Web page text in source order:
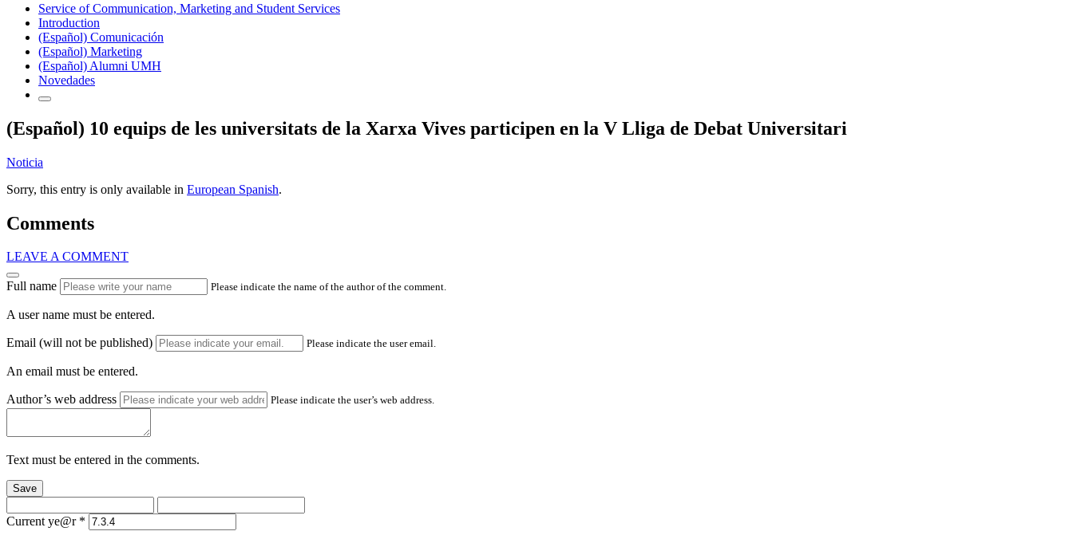
Service of Communication, Marketing and Student Services
Introduction
(Español) Comunicación
(Español) Marketing
(Español) Alumni UMH
Novedades
(Español) 10 equips de les universitats de la Xarxa Vives participen en la V Lliga de Debat Universitari
Noticia
Sorry, this entry is only available in European Spanish.
Comments
LEAVE A COMMENT
Full name Please indicate the name of the author of the comment.
A user name must be entered.
Email (will not be published) Please indicate the user email.
An email must be entered.
Author’s web address Please indicate the user’s web address.
Text must be entered in the comments.
Save
Current ye@r *